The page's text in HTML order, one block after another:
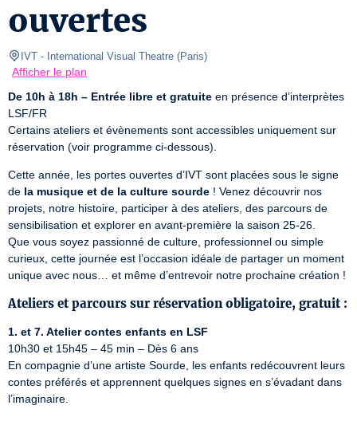
ouvertes
IVT - International Visual Theatre (Paris)
Afficher le plan
De 10h à 18h – Entrée libre et gratuite en présence d’interprètes
LSF/FR
Certains ateliers et évènements sont accessibles uniquement sur
réservation (voir programme ci-dessous).
Cette année, les portes ouvertes d’IVT sont placées sous le signe
de la musique et de la culture sourde ! Venez découvrir nos
projets, notre histoire, participer à des ateliers, des parcours de
sensibilisation et explorer en avant-première la saison 25-26.
Que vous soyez passionné de culture, professionnel ou simple
curieux, cette journée est l’occasion idéale de partager un moment
unique avec nous… et même d’entrevoir notre prochaine création !
Ateliers et parcours sur réservation obligatoire, gratuit :
1. et 7. Atelier contes enfants en LSF
10h30 et 15h45 – 45 min – Dès 6 ans
En compagnie d’une artiste Sourde, les enfants redécouvrent leurs
contes préférés et apprennent quelques signes en s’évadant dans
l’imaginaire.